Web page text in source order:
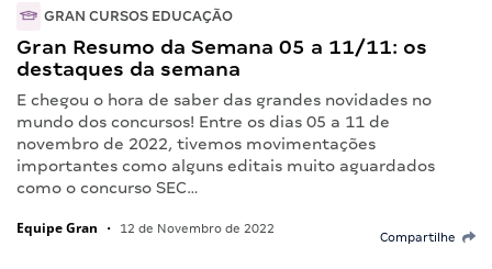
GRAN CURSOS EDUCAÇÃO
Gran Resumo da Semana 05 a 11/11: os
destaques da semana
E chegou o hora de saber das grandes novidades no
mundo dos concursos! Entre os dias 05 a 11 de
novembro de 2022, tivemos movimentações
importantes como alguns editais muito aguardados
como o concurso SEC…
Equipe Gran • 12 de Novembro de 2022
Compartilhe